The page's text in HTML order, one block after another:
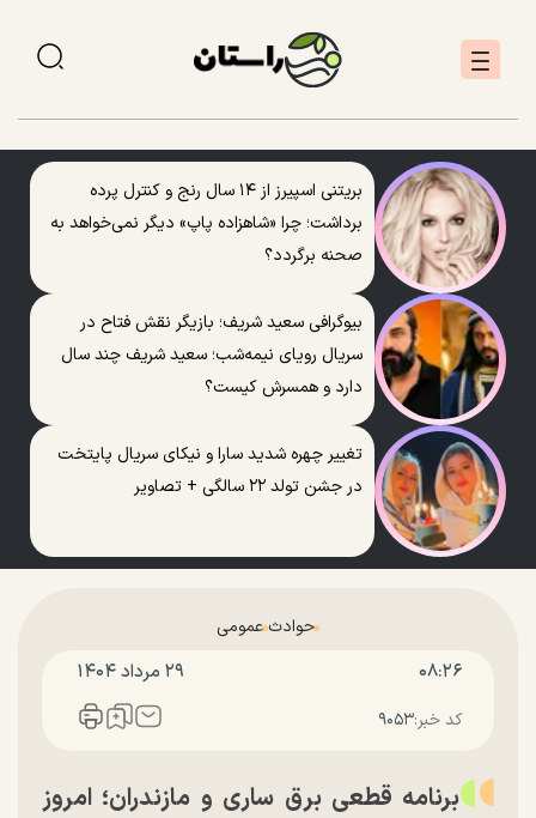
بریتنی اسپیرز از ۱۴ سال رنج و کنترل پرده
برداشت؛ چرا «شاهزاده پاپ» دیگر نمی‌خواهد به
صحنه برگردد؟
بیوگرافی سعید شریف؛ بازیگر نقش فتاح در
سریال رویای نیمه‌شب؛ سعید شریف چند سال
دارد و همسرش کیست؟
تغییر چهره شدید سارا و نیکای سریال پایتخت
در جشن تولد ۲۲ سالگی + تصاویر
حوادث عمومی
۰۸:۲۶ ۲۹ مرداد ۱۴۰۴
کد خبر:۹۰۵۳
برنامه قطعی برق ساری و مازندران؛ امروز